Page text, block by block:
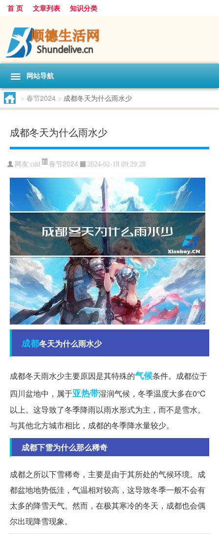
首 页 文章列表 知识分类
网站导航
> 春节2024 > 成都冬天为什么雨水少
成都冬天为什么雨水少
网友:cdd 春节2024 2024-02-18 09:29:28
成都冬天为什么雨水少
成都冬天雨水少主要原因是其特殊的气候条件。成都位于
四川盆地中，属于亚热带湿润气候，冬季温度大多在0℃
以上。这导致了冬季降雨以雨水形式为主，而不是雪水。
与其他北方城市相比，成都的冬季降水量较少。
成都下雪为什么那么稀奇
成都之所以下雪稀奇，主要是由于其所处的气候环境。成
都盆地地势低洼，气温相对较高，这导致冬季一般不会有
太多的降雪天气。然而，在极其寒冷的冬天，成都也会偶
尔出现降雪现象。